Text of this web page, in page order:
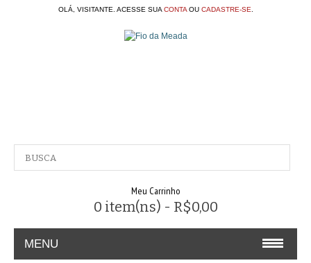
OLÁ, VISITANTE. ACESSE SUA CONTAOU CADASTRE-SE
Meu Carrinho
0 item(ns) - R$0,00
MENU